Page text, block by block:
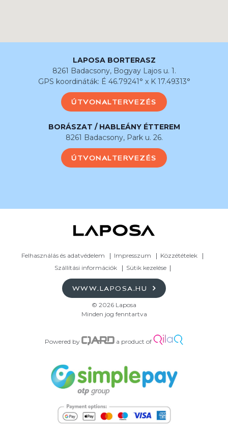
LAPOSA BORTERASZ
8261 Badacsony, Bogyay Lajos u. 1.
GPS koordináták: É 46.79241° x K 17.49313°
ÚTVONALTERVEZÉS
BORÁSZAT / HABLEÁNY ÉTTEREM
8261 Badacsony, Park u. 26.
ÚTVONALTERVEZÉS
Felhasználás és adatvédelem Impresszum
Közzétételek
Szállítási információk
Sütik kezelése
WWW.LAPOSA.HU
© 2026 Laposa
Minden jog fenntartva
Powered by a product of